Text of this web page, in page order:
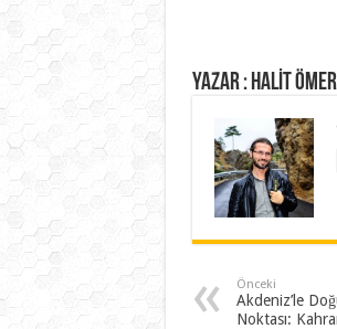
Yazar : HALİT
Önceki
Akdeniz’le
Noktası: